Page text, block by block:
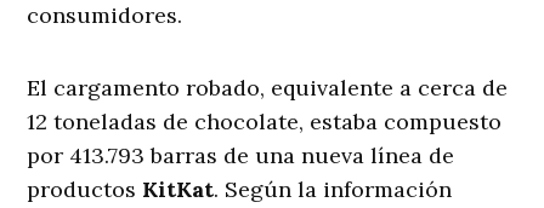
consumidores.
El cargamento robado, equivalente a cerca de
12 toneladas de chocolate, estaba compuesto
por 413.793 barras de una nueva línea de
productos KitKat. Según la información